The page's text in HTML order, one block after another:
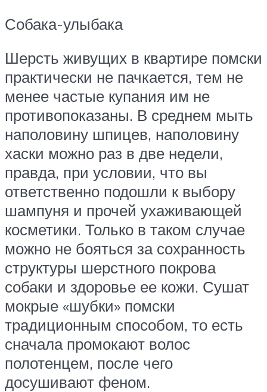
Собака-улыбака
Шерсть живущих в квартире помски
практически не пачкается, тем не
менее частые купания им не
противопоказаны. В среднем мыть
наполовину шпицев, наполовину
хаски можно раз в две недели,
правда, при условии, что вы
ответственно подошли к выбору
шампуня и прочей ухаживающей
косметики. Только в таком случае
можно не бояться за сохранность
структуры шерстного покрова
собаки и здоровье ее кожи. Сушат
мокрые «шубки» помски
традиционным способом, то есть
сначала промокают волос
полотенцем, после чего
досушивают феном.